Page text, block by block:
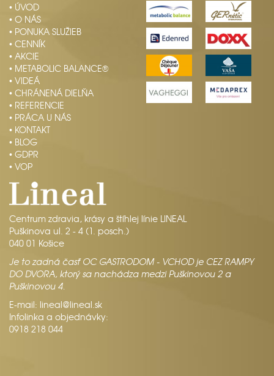
• ÚVOD
• O NÁS
• PONUKA SLUŽIEB
• CENNÍK
• AKCIE
• METABOLIC BALANCE®
• VIDEÁ
• CHRÁNENÁ DIELŇA
• REFERENCIE
• PRÁCA U NÁS
• KONTAKT
• BLOG
• GDPR
• VOP
Centrum zdravia, krásy a štíhlej línie LINEAL
Puškinova ul. 2 - 4 (1. posch.)
040 01 Košice
Je to zadná časť OC GASTRODOM - VCHOD je CEZ RAMPY
DO DVORA, ktorý sa nachádza medzi Puškinovou 2 a
Puškinovou 4.
E-mail: lineal@lineal.sk
Infolinka a objednávky:
0918 218 044